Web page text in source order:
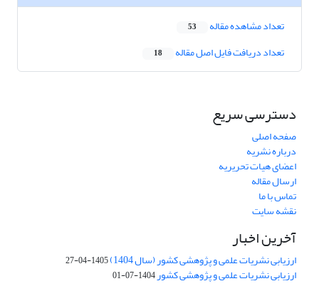
تعداد مشاهده مقاله 53
تعداد دریافت فایل اصل مقاله 18
دسترسی سریع
صفحه اصلی
درباره نشریه
اعضای هیات تحریریه
ارسال مقاله
تماس با ما
نقشه سایت
آخرین اخبار
ارزیابی نشریات علمی و پژوهشی کشور (سال 1404) 1405-04-27
ارزیابی نشریات علمی و پژوهشی کشور1404-07-01